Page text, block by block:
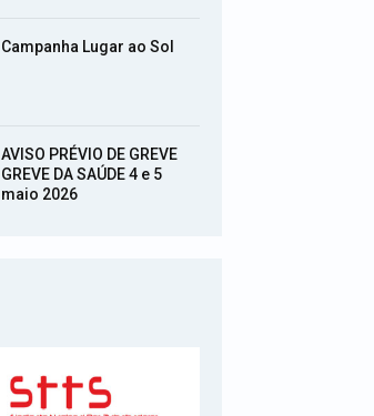
Campanha Lugar ao Sol
AVISO PRÉVIO DE GREVE
GREVE DA SAÚDE 4 e 5
maio 2026